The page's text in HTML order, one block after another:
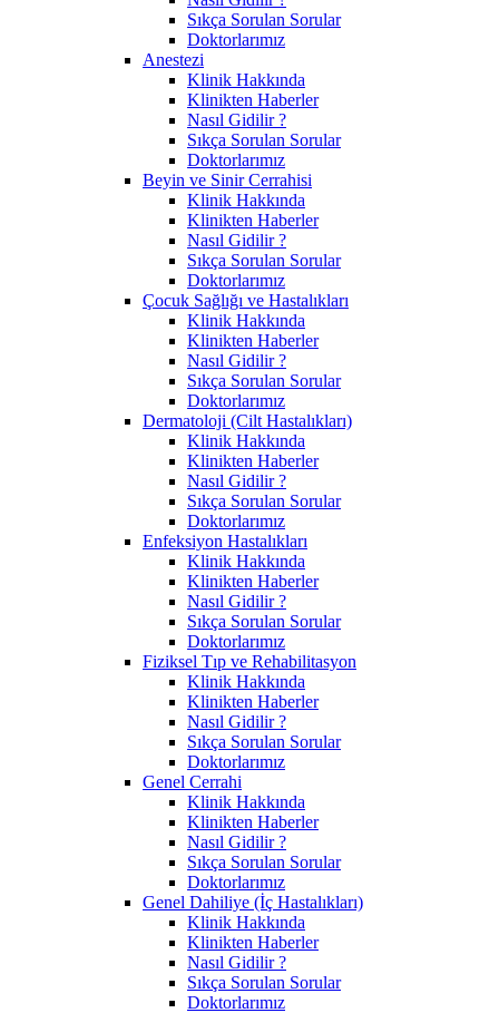
Sıkça Sorulan Sorular
Doktorlarımız
Anestezi
Klinik Hakkında
Klinikten Haberler
Nasıl Gidilir ?
Sıkça Sorulan Sorular
Doktorlarımız
Beyin ve Sinir Cerrahisi
Klinik Hakkında
Klinikten Haberler
Nasıl Gidilir ?
Sıkça Sorulan Sorular
Doktorlarımız
Çocuk Sağlığı ve Hastalıkları
Klinik Hakkında
Klinikten Haberler
Nasıl Gidilir ?
Sıkça Sorulan Sorular
Doktorlarımız
Dermatoloji (Cilt Hastalıkları)
Klinik Hakkında
Klinikten Haberler
Nasıl Gidilir ?
Sıkça Sorulan Sorular
Doktorlarımız
Enfeksiyon Hastalıkları
Klinik Hakkında
Klinikten Haberler
Nasıl Gidilir ?
Sıkça Sorulan Sorular
Doktorlarımız
Fiziksel Tıp ve Rehabilitasyon
Klinik Hakkında
Klinikten Haberler
Nasıl Gidilir ?
Sıkça Sorulan Sorular
Doktorlarımız
Genel Cerrahi
Klinik Hakkında
Klinikten Haberler
Nasıl Gidilir ?
Sıkça Sorulan Sorular
Doktorlarımız
Genel Dahiliye (İç Hastalıkları)
Klinik Hakkında
Klinikten Haberler
Nasıl Gidilir ?
Sıkça Sorulan Sorular
Doktorlarımız